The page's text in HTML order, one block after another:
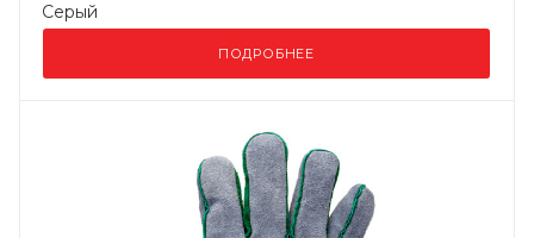
Серый
ПОДРОБНЕЕ